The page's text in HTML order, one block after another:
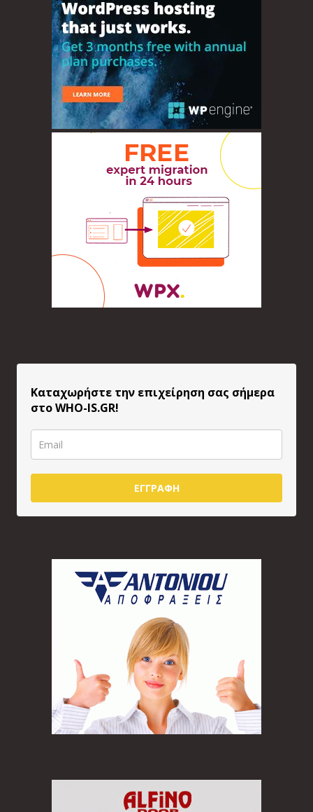
Καταχωρήστε την επιχείρηση σας σήμερα
στο WHO-IS.GR!
ΕΓΓΡΑΦΗ